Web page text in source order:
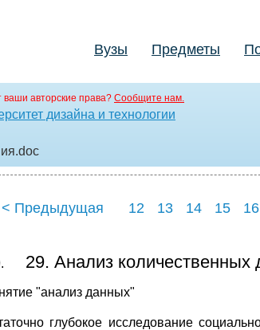
Вузы Предметы
авторские права? Сообщите нам.
дизайна и технологии
.doc
< Предыдущая 12 13 14 15 16
29. Анализ количественных
"анализ данных"
глубокое исследование